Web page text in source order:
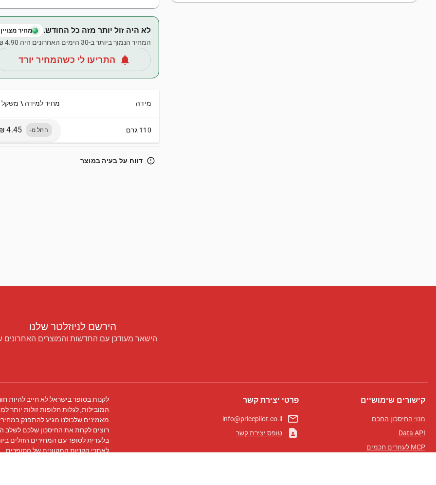
לא היה זול יותר מזה כל החודש. מחיר מצויין
המחיר הנמוך ביותר ב-30 הימים האחרונים היה ‏4.90 ‏₪.
notifications התריעו לי כשהמחיר יורד
מידה מחיר למידה \ משקל
110 גרם החל מ-
error_outline דווח על בעיה במוצר
הירשם לניוזלטר שלנו
הישאר מעודכן עם החדשות והמוצרים האחרונים
קישורים שימושיים
מנוי החיסכון החכם
Data API
MCP לעוזרים חכמים
פרטי יצירת קשר
mail_outline
info@pricepilot.co.il
contact_page טופס יצירת קשר
לקנות בסופר בישראל לא חייב להיות
המובילות, לגלות חלופות זולות יותר
מאמינים שלכולנו מגיע להתפנק
רוצים לקחת את החיסכון שלכם לשלב
בלעדית לסופר עם המחירים הזולים
לאתרי הקניות המקוונים של הסופרים.